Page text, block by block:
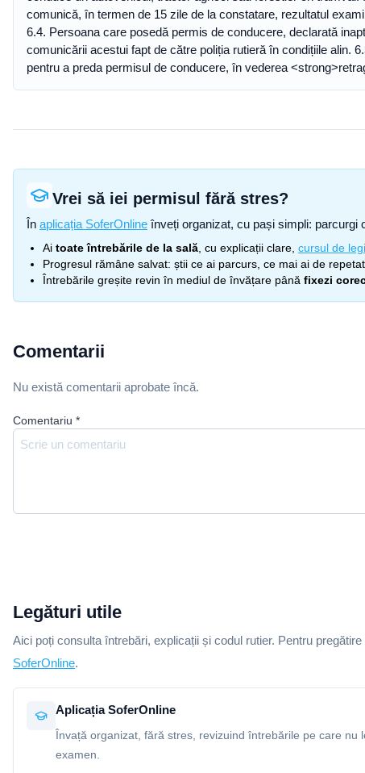
comunică, în termen de 15 zile de la constatare, rezultatul
6.4. Persoana care posedă permis de conducere, declarată
comunicării acestui fapt de către poliția rutieră în condițiile alin.
pentru a preda permisul de conducere, în vederea
Vrei să iei permisul fără stres?
În aplicația SoferOnline înveți organizat, cu pași simpli: parcurgi
Ai toate întrebările de la sală , cu explicații clare, cursul de
Progresul rămâne salvat: știi ce ai parcurs, ce mai ai de
Întrebările greșite revin în mediul de învățare până fixezi
Comentarii
Nu există comentarii aprobate încă.
Comentariu *
Legături utile
Aici poți consulta întrebări, explicații și codul rutier. Pentru
SoferOnline.
Aplicația SoferOnline
Învață organizat, fără stres, revizuind întrebările pe care nu
examen.